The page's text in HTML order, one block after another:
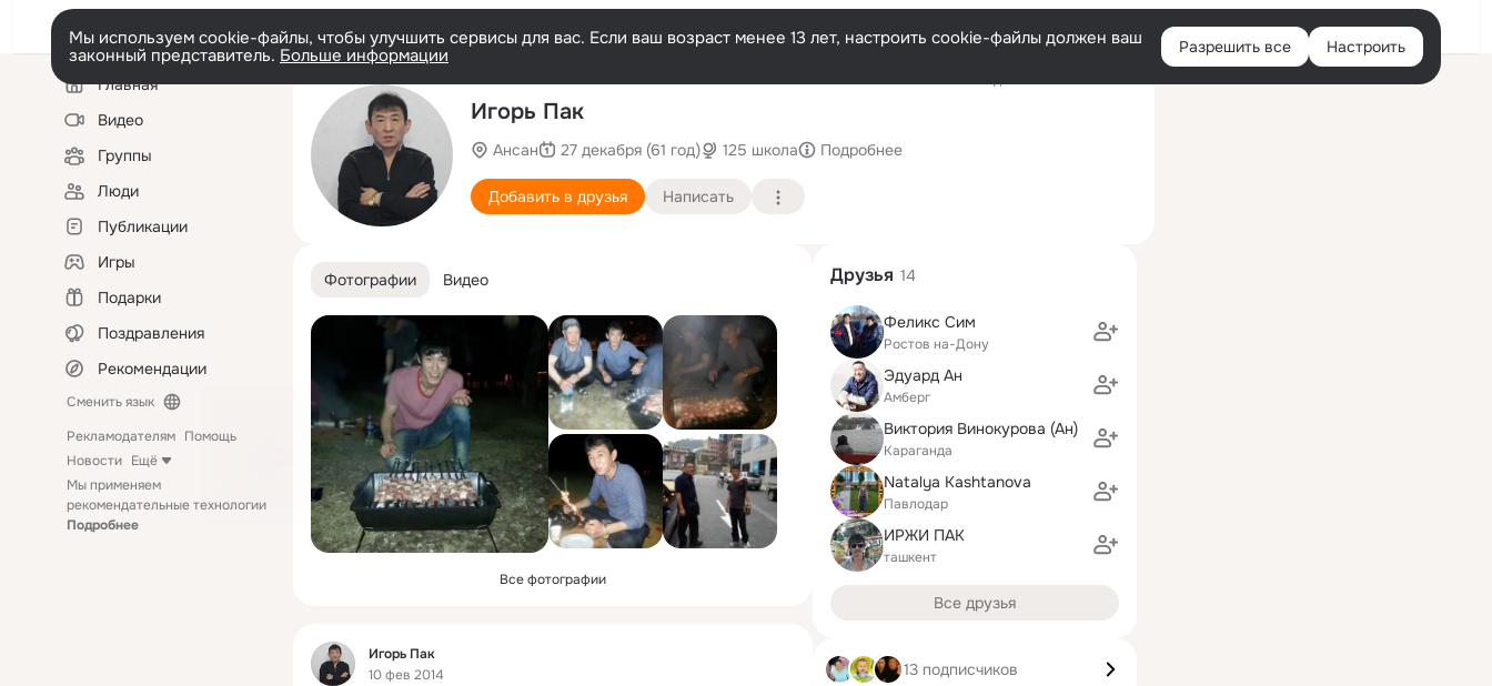
Войти
Мы используем cookie-файлы, чтобы улучшить сервисы для вас. Если ваш возраст менее 13 лет, настроить cookie-файлы должен ваш
законный представитель. Больше информации Разрешить все Настроить
Левая
колонкаГлавная
Видео
Группы
Люди
Публикации
Игры
Подарки
Поздравления
Рекомендации
Сменить язык
Рекламодателям Помощь
Новости Ещё
Мы применяем
рекомендательные технологии
Подробнее
Игорь Пак
Ансан 27 декабря (61 год) 125 школа Подробнее
Добавить в друзья Написать
Фотографии Видео
Все фотографии
Фид
Игорь Пак
10 фев 2014
Друзья 14
Феликс Сим
Ростов на-Дону
Эдуард Ан
Амберг
Виктория Винокурова (Ан)
Караганда
Natalya Кashtanova
Павлодар
ИРЖИ ПАК
ташкент
Все друзья
13 подписчиков